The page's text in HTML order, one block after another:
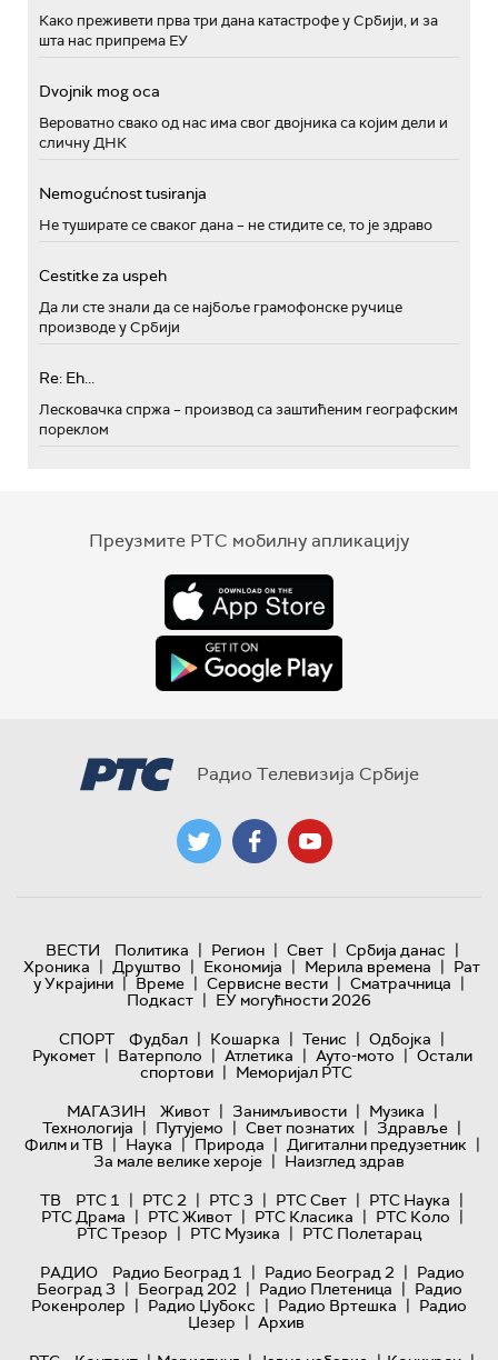
Како преживети прва три дана катастрофе у Србији, и за
шта нас припрема ЕУ
Dvojnik mog oca
Вероватно свако од нас има свог двојника са којим дели и
сличну ДНК
Nemogućnost tusiranja
Не туширате се сваког дана – не стидите се, то је здраво
Cestitke za uspeh
Да ли сте знали да се најбоље грамофонске ручице
производе у Србији
Re: Eh...
Лесковачка спржа – производ са заштићеним географским
пореклом
Преузмите РТС мобилну апликацију
Радио Телевизија Србије
ВЕСТИ Политика | Регион | Свет | Србија данас |
Хроника | Друштво | Економија | Мерила времена | Рат
у Украјини | Време | Сервисне вести | Сматрачница |
Подкаст | ЕУ могућности 2026
СПОРТ
Фудбал | Кошарка | Тенис | Одбојка |
Рукомет | Ватерполо | Атлетика | Ауто-мото | Остали
спортови | Меморијал РТС
МАГАЗИН
Живот | Занимљивости | Музика |
Технологијa | Путујемо | Свет познатих | Здравље |
Филм и ТВ | Наука | Природа | Дигитални предузетник |
За мале велике хероје | Наизглед здрав
ТВ
РТС 1 | РТС 2 | РТС 3 | РТС Свет | РТС Наука |
РТС Драма | РТС Живот | РТС Класика | РТС Коло |
РТС Трезор | РТС Музика | РТС Полетарац
РАДИО
Радио Београд 1 | Радио Београд 2 | Радио
Београд 3 | Београд 202 | Радио Плетеница | Радио
Рокенролер | Радио Џубокс | Радио Вртешка | Радио
Џезер | Архив